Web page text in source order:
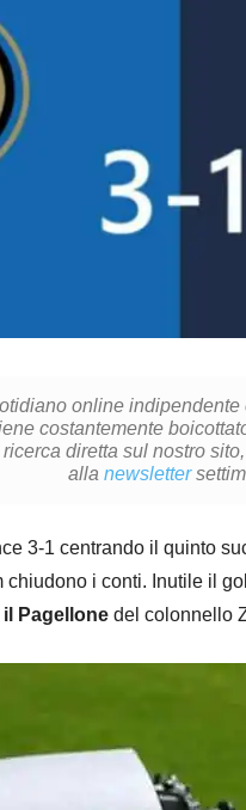
online
costantemente
diretta sul nostro
allanewsletter
3-1 centrando il quinto
i conti. Inutile il
il Pagellone del colonnello